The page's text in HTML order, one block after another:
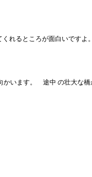
くれるところが面白いです
かいます。 途中 の壮大な